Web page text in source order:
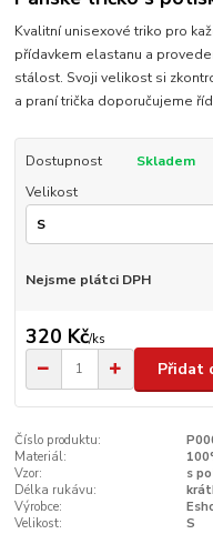
Kvalitní unisexové triko pro
přídavkem elastanu a
stálost. Svoji velikost si
a praní trička doporučujeme
Dostupnost
Skladem
Velikost
Nejsme plátci DPH
320 Kč/ks
Přidat
Číslo produktu:
Materiál:
Vzor:
s
Délka rukávu:
Výrobce:
Velikost:
S